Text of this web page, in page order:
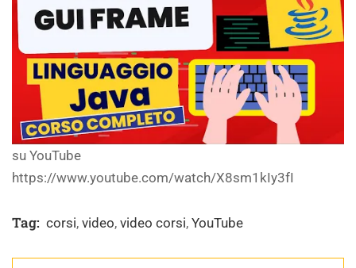
su YouTube
https://www.youtube.com/watch/X8sm1kIy3fI
Tag: corsi, video, video corsi, YouTube